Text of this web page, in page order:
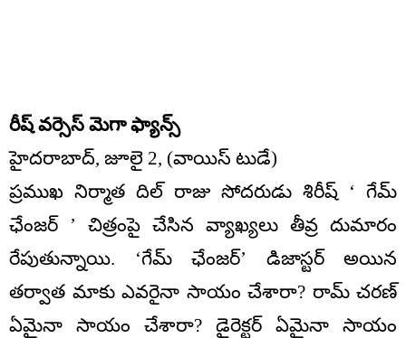
రీష్ వర్సెస్ మెగా ఫ్యాన్స్
హైదరాబాద్, జూలై 2, (వాయిస్ టుడే)
ప్రముఖ నిర్మాత దిల్ రాజు సోదరుడు శిరీష్ ‘ గేమ్
ఛేంజర్ ’ చిత్రంపై చేసిన వ్యాఖ్యలు తీవ్ర దుమారం
రేపుతున్నాయి. ‘గేమ్ ఛేంజర్’ డిజాస్టర్ అయిన
తర్వాత మాకు ఎవరైనా సాయం చేశారా? రామ్ చరణ్
ఏమైనా సాయం చేశారా? డైరెక్టర్ ఏమైనా సాయం